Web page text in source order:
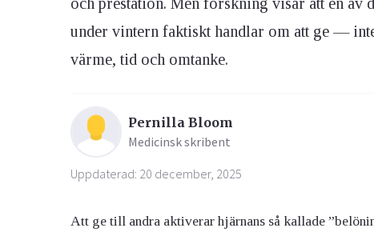
under vintern faktiskt handlar om att ge —
värme, tid och omtanke.
Pernilla Bloom
Medicinsk skribent
Uppdaterad: 20 december, 2025
Att ge till andra aktiverar hjärnans så kallade